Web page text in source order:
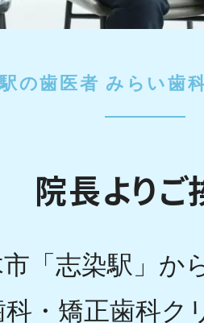
の歯医者 みらい歯
院長よりご
「志染駅」か
科・矯正歯科